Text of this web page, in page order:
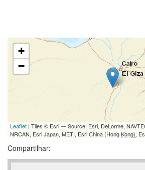
+
−
Leaflet | Tiles © Esri — Source: Esri, DeLorme,
NRCAN, Esri Japan, METI, Esri China (Hong Kong),
Compartilhar: